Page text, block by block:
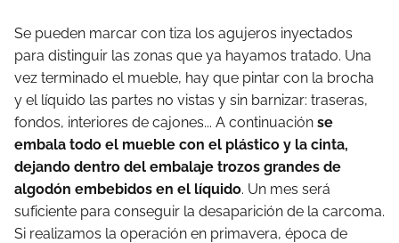
Se pueden marcar con tiza los agujeros inyectados
para distinguir las zonas que ya hayamos tratado. Una
vez terminado el mueble, hay que pintar con la brocha
y el líquido las partes no vistas y sin barnizar: traseras,
fondos, interiores de cajones... A continuación se
embala todo el mueble con el plástico y la cinta,
dejando dentro del embalaje trozos grandes de
algodón embebidos en el líquido. Un mes será
suficiente para conseguir la desaparición de la carcoma.
Si realizamos la operación en primavera, época de